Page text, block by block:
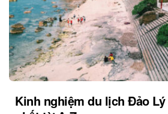
Kinh nghiệm du lịch Đảo